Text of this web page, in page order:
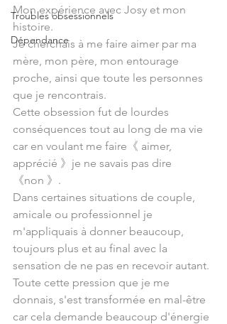
Troubles obsessionnels
Dépendance
Mon expérience avec Josy et mon
histoire.
Je cherchais à me faire aimer par ma
mère, mon père, mon entourage
proche, ainsi que toute les personnes
que je rencontrais.
Cette obsession fut de lourdes
conséquences tout au long de ma vie
car en voulant me faire《 aimer,
apprécié 》je ne savais pas dire
《non 》.
Dans certaines situations de couple,
amicale ou professionnel je
m'appliquais à donner beaucoup,
toujours plus et au final avec la
sensation de ne pas en recevoir autant.
Toute cette pression que je me
donnais, s'est transformée en mal-être
car cela demande beaucoup d'énergie